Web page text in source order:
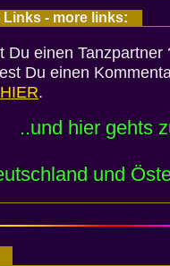
Links - more links:
Du einen
Du einen
HIER.
..und hier gehts
und